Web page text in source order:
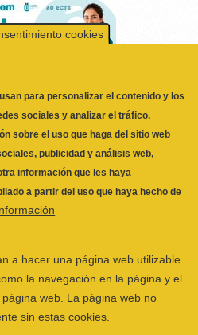
OFICIAL DE
DE LA COMUNIDAD
Nº 61,2º-2ª. CÓDIGO
VALENCIA, ESPAÑA
|AVISO LEGAL |
|CANAL DEL
para personalizar el contenido y los
sobre el uso que haga del sitio web
publicidad y análisis web,
información que les haya
a partir del uso que haya hecho de
a hacer una página web utilizable
la navegación en la página y el
web. La página web no
sin estas cookies.
a la página web recordar